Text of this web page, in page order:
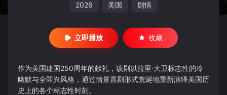
2026 美国 剧情
立即播放 收藏
作为美国建国250周年的献礼，该剧以拉里·大卫标志性的冷
幽默与全即兴风格，通过情景喜剧形式荒诞地重新演绎美国历
史上的各个标志性时刻。